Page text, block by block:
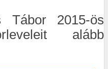
Tábor 2015-ös
alább